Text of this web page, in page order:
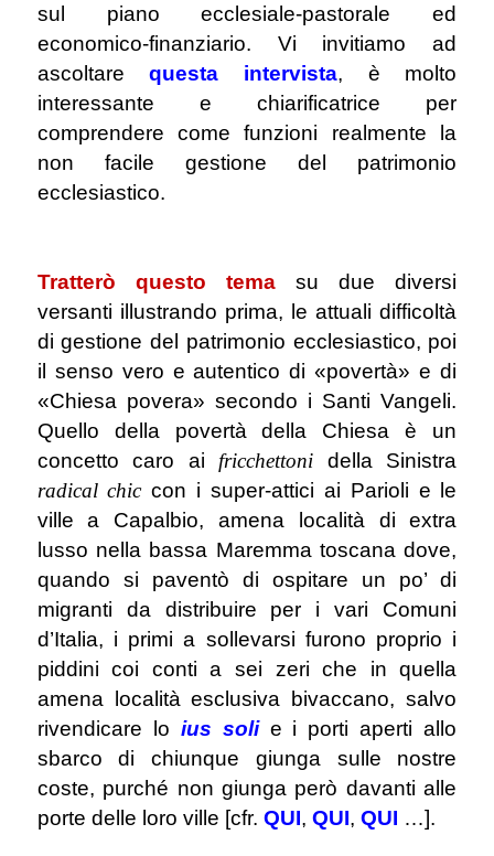
sul piano ecclesiale-pastorale ed
economico-finanziario. Vi invitiamo ad
ascoltarequesta intervista, è molto
interessante e chiarificatrice per
comprendere come funzioni realmente la
non facile gestione del patrimonio
ecclesiastico.
Tratterò questo tema
su due diversi
versanti illustrando prima, le attuali difficoltà
di gestione del patrimonio ecclesiastico, poi
il senso vero e autentico di «povertà» e di
«Chiesa povera» secondo i Santi Vangeli.
Quello della povertà della Chiesa è un
concetto caro ai fricchettoni
della Sinistra
radical chiccon i super-attici ai Parioli e le
ville a Capalbio, amena località di extra
lusso nella bassa Maremma toscana dove,
quando si paventò di ospitare un po’ di
migranti da distribuire per i vari Comuni
d’Italia, i primi a sollevarsi furono proprio i
piddini coi conti a sei zeri che in quella
amena località esclusiva bivaccano, salvo
rivendicare lo ius soli e i porti aperti allo
sbarco di chiunque giunga sulle nostre
coste, purché non giunga però davanti alle
porte delle loro ville [cfr. QUI, QUI, QUI …].